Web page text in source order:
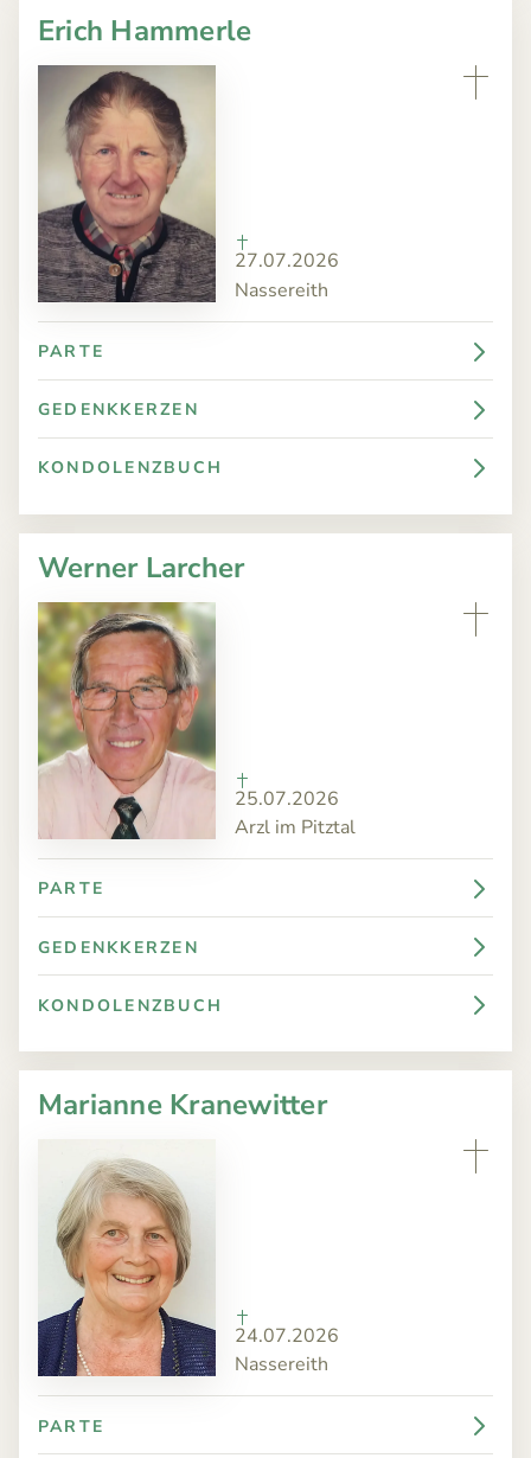
Erich Hammerle
27.07.2026
Nassereith
PARTE
GEDENKKERZEN
KONDOLENZBUCH
Werner Larcher
25.07.2026
Arzl im Pitztal
PARTE
GEDENKKERZEN
KONDOLENZBUCH
Marianne Kranewitter
24.07.2026
Nassereith
PARTE